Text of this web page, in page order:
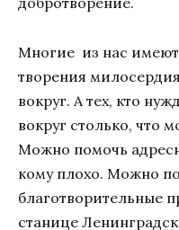
Многие из нас
творения
вокруг. А тех, кто
вокруг столько, что
Можно помочь
кому плохо. Можно
благотворительные
станице